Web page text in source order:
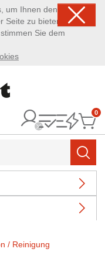
um Ihnen den
zu bieten.
Sie dem
0
/ Reinigung